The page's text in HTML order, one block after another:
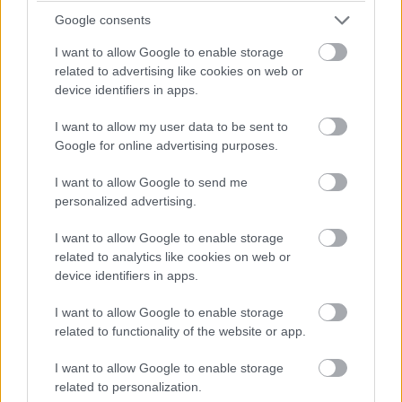
Google consents
I want to allow Google to enable storage
related to advertising like cookies on web or
device identifiers in apps.
I want to allow my user data to be sent to
Google for online advertising purposes.
I want to allow Google to send me
personalized advertising.
I want to allow Google to enable storage
related to analytics like cookies on web or
device identifiers in apps.
I want to allow Google to enable storage
related to functionality of the website or app.
I want to allow Google to enable storage
related to personalization.
barátkozik az ázsiai mitológiával és rajzfilmkultúrával, jól
szórakozott a legendán alapuló filmen. Az ősi történet
szerint Nezha egy isteni tulajdonságokkal felruházott
mitologikus hős volt, akinek a történelem folyamán nem
Természetfelettisége például halhatatlanságában,
jobban mondva többszöri reinkarnálódásában is
megmutatkozott, ami egyúttal a film és a legenda
közötti kapcsolódási pont is egyben. A rendezői
cyberpunk metropoliszt, Donghait választja a történet
helyszínéül, ahol 3000 év után ismét felüti a fejét az ősi
csempészmunkákkal foglalkozó és emellett
motorversenyzésben is jeleskedő Li Yunxiangban
(Harrison Xu) születik újjá, akit ez legalább annyira
meglepetésként éri, mint a nézőt. A város felett uralkodó